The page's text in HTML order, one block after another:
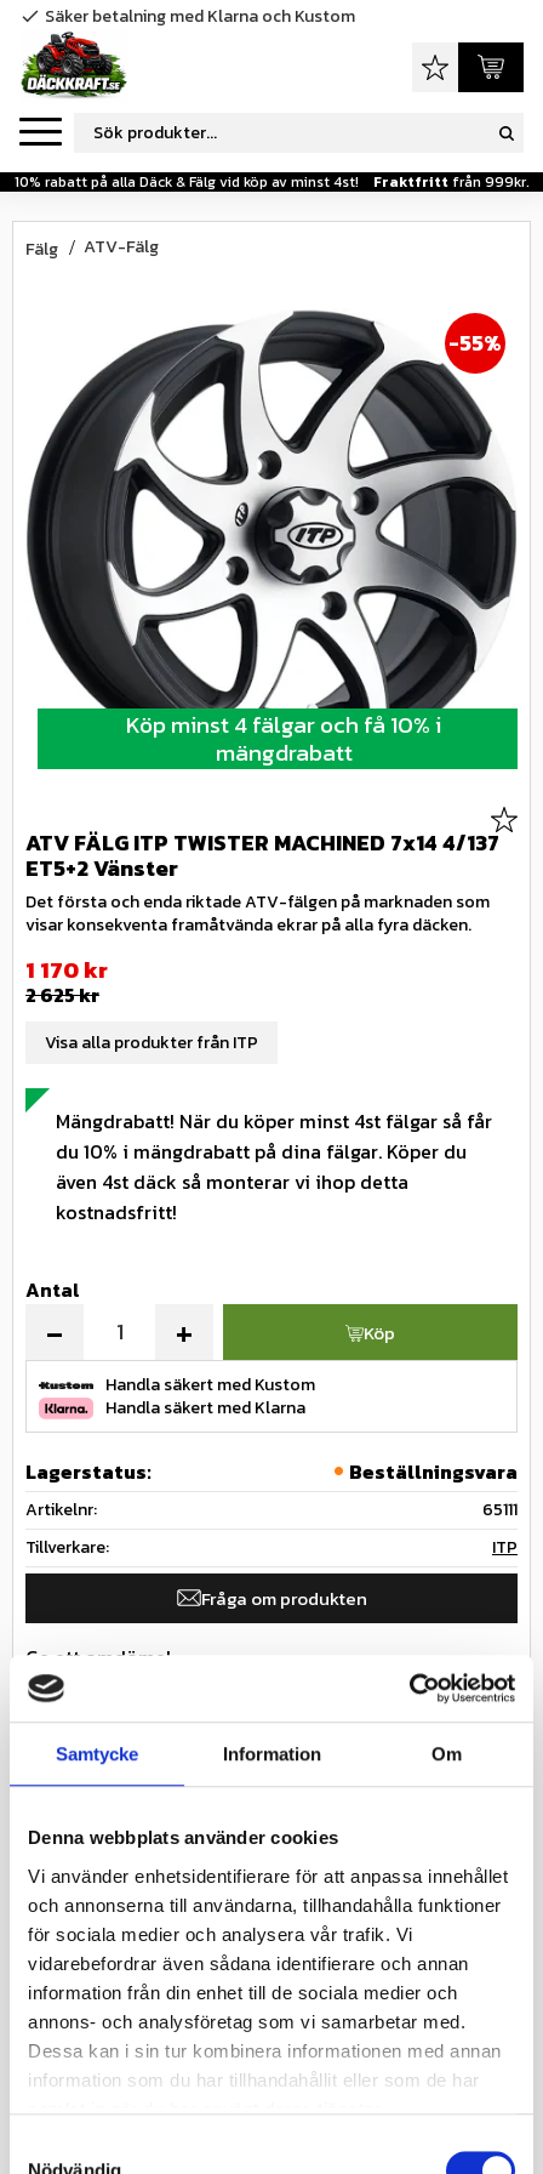
Samtycke Information Om
Denna webbplats använder cookies
Vi använder enhetsidentifierare för att anpassa innehållet
och annonserna till användarna, tillhandahålla funktioner
för sociala medier och analysera vår trafik. Vi
vidarebefordrar även sådana identifierare och annan
information från din enhet till de sociala medier och
annons- och analysföretag som vi samarbetar med.
Dessa kan i sin tur kombinera informationen med annan
information som du har tillhandahållit eller som de har
Meny
10% rabatt på alla Däck & Fälg vid köp av minst 4st! Fraktfritt från 999kr.
check Säker betalning med Klarna och Kustom
Favoriter
Fälg ATV-Fälg
Köp minst 4 fälgar och få 10% i
mängdrabatt
55%
ATV FÄLG ITP TWISTER MACHINED 7x14 4/137
ET5+2 Vänster
Det första och enda riktade ATV-fälgen på marknaden som
visar konsekventa framåtvända ekrar på alla fyra däcken.
Mängdrabatt! När du köper minst 4st fälgar så får
du 10% i mängdrabatt på dina fälgar. Köper du
även 4st däck så monterar vi ihop detta
kostnadsfritt!
Nedsatt pris:
1 170kr
Ordinarie pris:
2 625kr
Antal
+
- Köp
Handla säkert med Kustom
Handla säkert med Klarna
Lagerstatus Beställningsvara
Artikelnr
65111
Tillverkare
ITP
Fråga om produkten
Visa alla produkter från ITP
Ge ett omdöme!
Det första och enda riktade ATV-fälgen på marknaden
som visar konsekventa framåtvända ekrar på alla fyra
däcken. Med sina höger- och vänsteralternativ speglar
fordonet.Framåtvända ekrar för vänster och höger sida
ATV-Fälg som passar bl a Can am ATV / UTV. 1000 lbs
lastkapacitet ITP® Exklusiv ROCK ARMOR inner
fälgband Svart med frästa accenter/Machine Face
Finish OBS, Hjulmuttrar medföljer EJ! Detta beställs
under kategorin tillbehör.
Specifikationer
Fabrikat
ITP